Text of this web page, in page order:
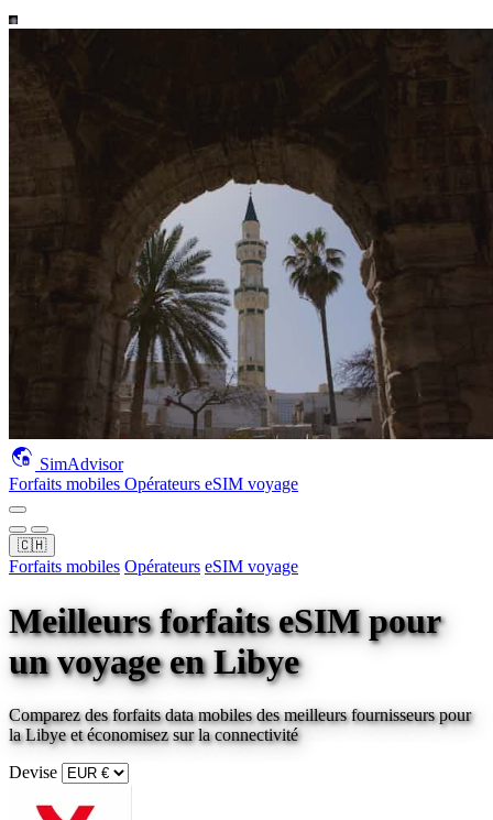
SimAdvisor
Forfaits mobiles Opérateurs eSIM voyage
🇨🇭
Forfaits mobiles Opérateurs eSIM voyage
Meilleurs forfaits eSIM pour
un voyageen Libye
Comparez des forfaits data mobiles des meilleurs fournisseurs pour
la Libyeet économisez sur la connectivité
Devise